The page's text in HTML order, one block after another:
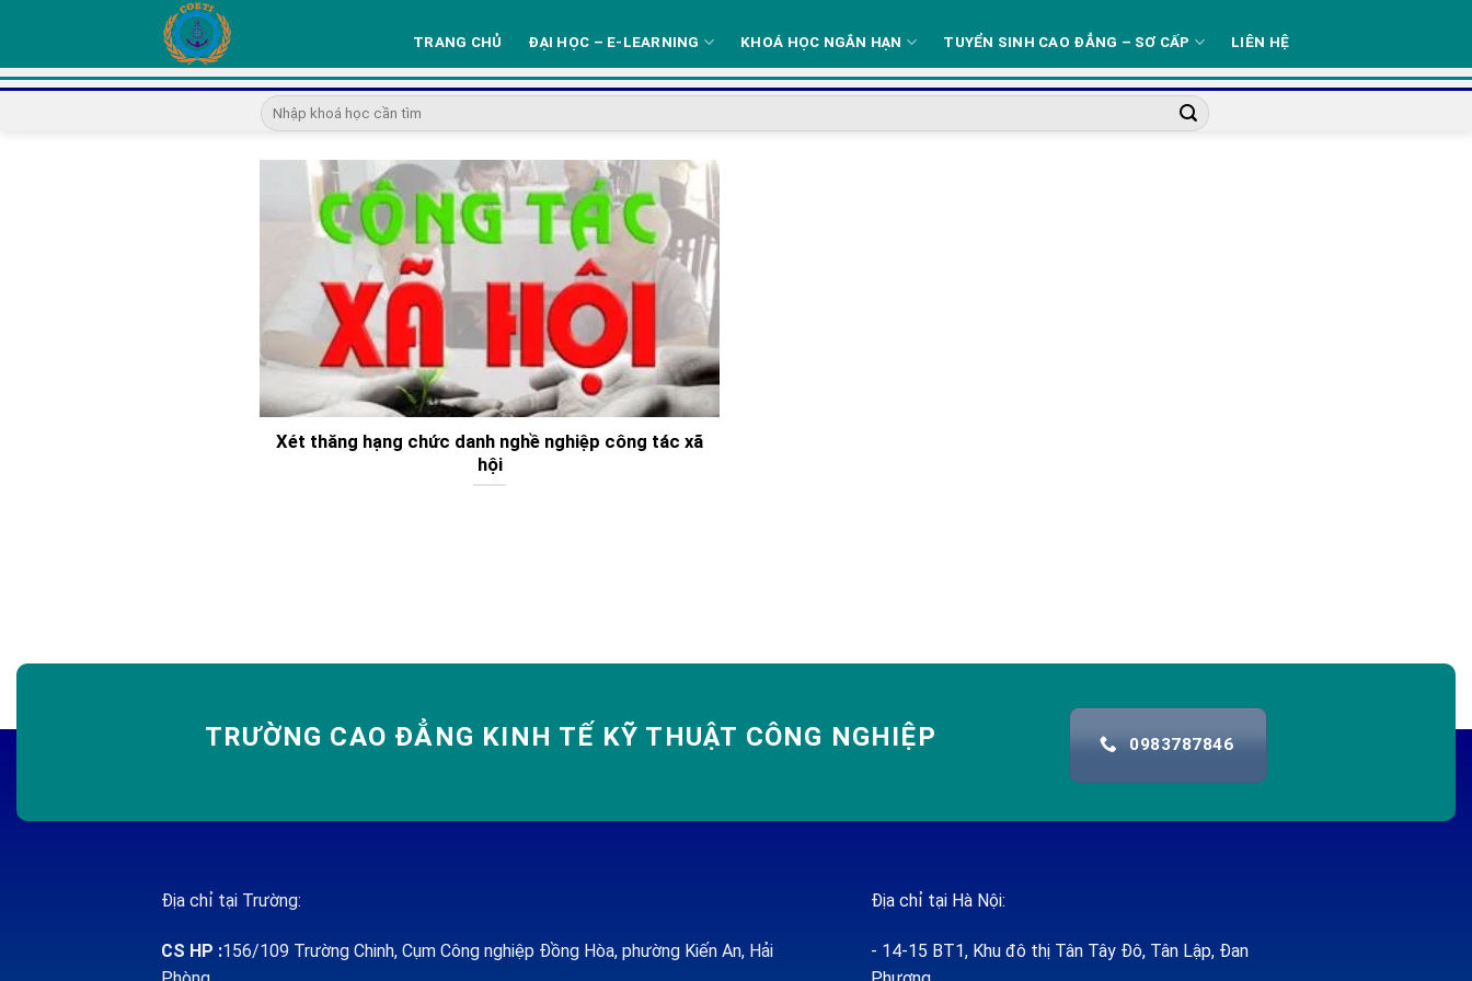
content
TRANG CHỦ ĐẠI HỌC – E-LEARNING KHOÁ HỌC NGẮN HẠN TUYỂN SINH CAO ĐẲNG – SƠ CẤP LIÊN HỆ
Xét thăng hạng chức danh nghề nghiệp công tác xã
hội
TRƯỜNG CAO ĐẲNG KINH TẾ KỸ THUẬT CÔNG NGHIỆP 0983787846
Địa chỉ tại Trường:
CS HP :156/109 Trường Chinh, Cụm Công nghiệp Đồng Hòa, phường Kiến An, Hải
Địa chỉ tại Hà Nội:
- 14-15 BT1, Khu đô thị Tân Tây Đô, Tân Lập, Đan